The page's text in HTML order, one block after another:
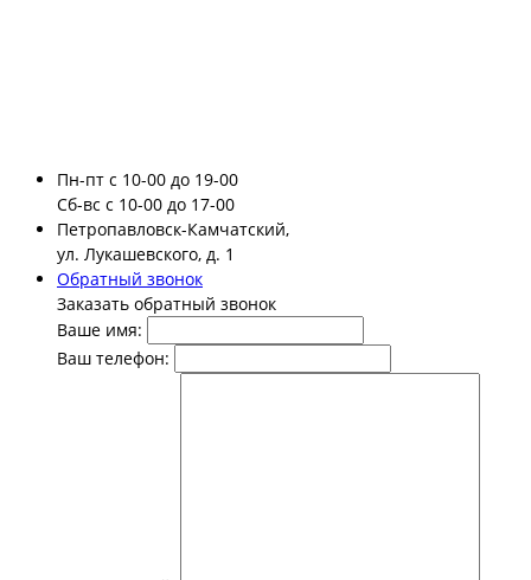
Пн-пт с 10-00 до 19-00
Сб-вс с 10-00 до 17-00
Петропавловск-Камчатский,
ул. Лукашевского, д. 1
Обратный звонок
Заказать обратный звонок
Ваше имя:
Ваш телефон: